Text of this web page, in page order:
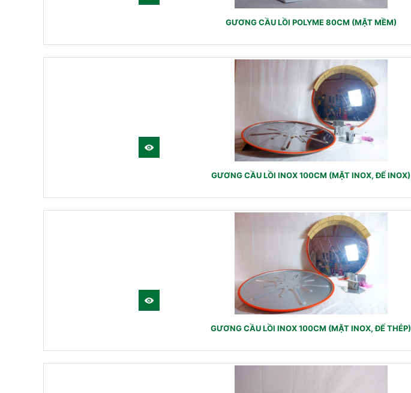
GƯƠNG CẦU LỒI POLYME 80CM (MẶT MỀM)
GƯƠNG CẦU LỒI INOX 100CM (MẶT INOX, ĐẾ INOX)
GƯƠNG CẦU LỒI INOX 100CM (MẶT INOX, ĐẾ THÉP)